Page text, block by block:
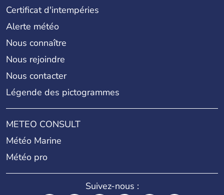
Certificat d'intempéries
Alerte météo
Nous connaître
Nous rejoindre
Nous contacter
Légende des pictogrammes
METEO CONSULT
Météo Marine
Météo pro
Suivez-nous :